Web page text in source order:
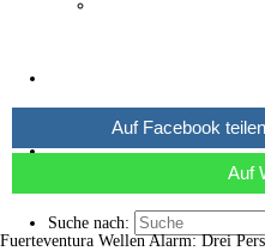
Kaffee ☕
Suche nach:
Auf Facebook teilen
Auf
Fuerteventura Wellen Alarm: Drei